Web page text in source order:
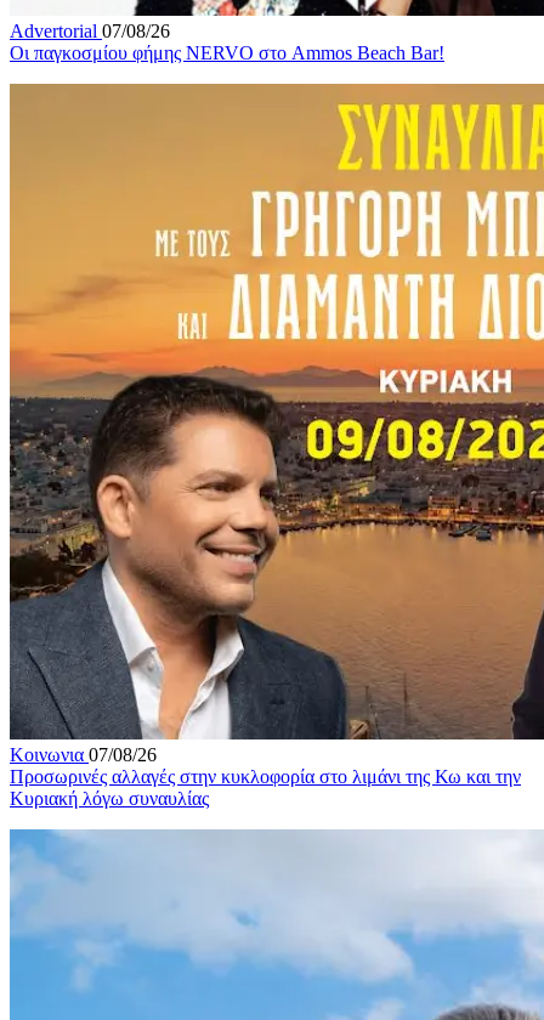
Advertorial 07/08/26
Οι παγκοσμίου φήμης NERVO στο Ammos Beach Bar!
Κοινωνια 07/08/26
Προσωρινές αλλαγές στην κυκλοφορία στο λιμάνι της Κω και την
Κυριακή λόγω συναυλίας